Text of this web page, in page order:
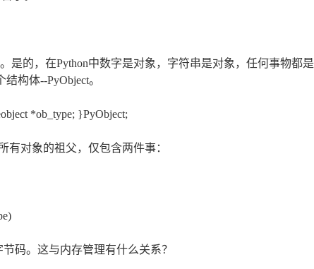
是的，在Python中数字是对象，字符串是对象，任何事物都是
构体--PyObject。
*ob_type; }PyObject;
有对象的祖父，仅包含两件事：
码。这与内存管理有什么关系？